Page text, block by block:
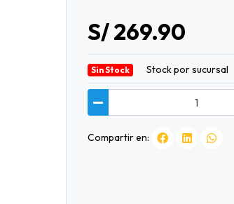
S/ 269.90
Sin Stock Stock por sucursal
Compartir en: